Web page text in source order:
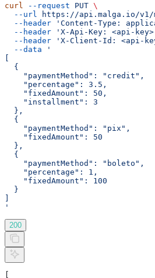
curl --request PUT \
  --url
https://api.malga.io/v1/
  --header
'Content-Type:
  --header
'X-Api-Key: <api-
  --header
'X-Client-Id: <api-
  --data
'
  {
    "paymentMethod": "credit",
    "percentage": 3.5,
    "fixedAmount": 50,
    "installment": 3
  },
  {
    "paymentMethod": "pix",
    "fixedAmount": 50
  },
  {
    "paymentMethod": "boleto",
    "percentage": 1,
    "fixedAmount": 100
  }
'
200